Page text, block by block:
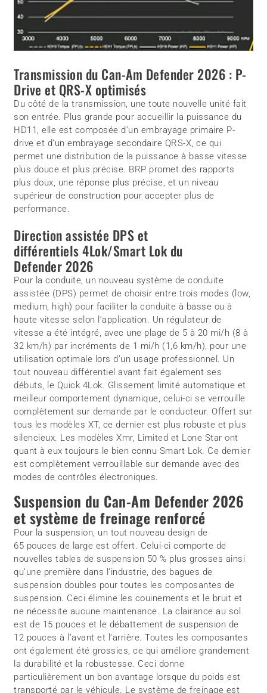
Transmission du Can-Am Defender 2026 : P-
Drive et QRS-X optimisés
Du côté de la transmission, une toute nouvelle unité fait
son entrée. Plus grande pour accueillir la puissance du
HD11, elle est composée d’un embrayage primaire P-
drive et d’un embrayage secondaire QRS-X, ce qui
permet une distribution de la puissance à basse vitesse
plus douce et plus précise. BRP promet des rapports
plus doux, une réponse plus précise, et un niveau
supérieur de construction pour accepter plus de
performance.
Direction assistée DPS et
différentiels 4Lok/Smart Lok du
Defender 2026
Pour la conduite, un nouveau système de conduite
assistée (DPS) permet de choisir entre trois modes (low,
medium, high) pour faciliter la conduite à basse ou à
haute vitesse selon l’application. Un régulateur de
vitesse a été intégré, avec une plage de 5 à 20 mi/h (8 à
32 km/h) par incréments de 1 mi/h (1,6 km/h), pour une
utilisation optimale lors d’un usage professionnel. Un
tout nouveau différentiel avant fait également ses
débuts, le Quick 4Lok. Glissement limité automatique et
meilleur comportement dynamique, celui-ci se verrouille
complètement sur demande par le conducteur. Offert sur
tous les modèles XT, ce dernier est plus robuste et plus
silencieux. Les modèles Xmr, Limited et Lone Star ont
quant à eux toujours le bien connu Smart Lok. Ce dernier
est complètement verrouillable sur demande avec des
modes de contrôles électroniques.
Suspension du Can-Am Defender 2026
et système de freinage renforcé
Pour la suspension, un tout nouveau design de
65 pouces de large est offert. Celui-ci comporte de
nouvelles tables de suspension 50 % plus grosses ainsi
qu’une première dans l’industrie, des bagues de
suspension doubles pour toutes les composantes de
suspension. Ceci élimine les couinements et le bruit et
ne nécessite aucune maintenance. La clairance au sol
est de 15 pouces et le débattement de suspension de
12 pouces à l’avant et l’arrière. Toutes les composantes
ont également été grossies, ce qui améliore grandement
la durabilité et la robustesse. Ceci donne
particulièrement un bon avantage lorsque du poids est
transporté par le véhicule. Le système de freinage est